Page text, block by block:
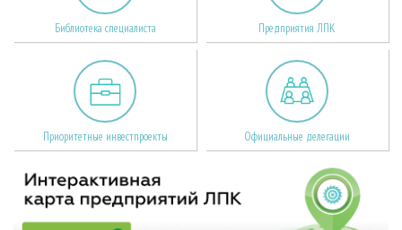
Библиотека специалиста Предприятия ЛПК
Приоритетные инвестпроекты Официальные делегации